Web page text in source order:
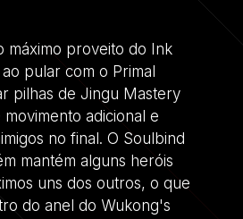
máximo proveito do Ink
pular com o Primal
pilhas de Jingu Mastery
adicional e
no final. O Soulbind
mantém alguns heróis
uns dos outros, o que
do anel do Wukong's